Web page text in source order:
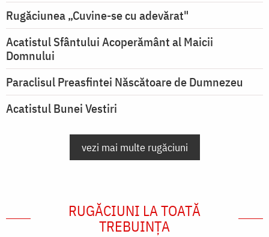
Rugăciunea „Cuvine-se cu adevărat"
Acatistul Sfântului Acoperământ al Maicii
Domnului
Paraclisul Preasfintei Născătoare de Dumnezeu
Acatistul Bunei Vestiri
vezi mai multe rugăciuni
RUGĂCIUNI LA TOATĂ
TREBUINȚA